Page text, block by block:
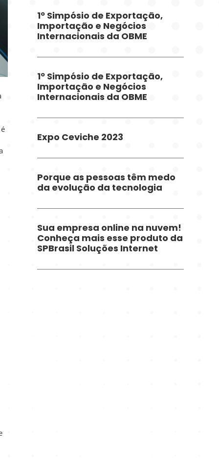
1º Simpósio de Exportação,
Importação e Negócios
Internacionais da OBME
1º Simpósio de Exportação,
Importação e Negócios
Internacionais da OBME
Expo Ceviche 2023
Porque as pessoas têm medo
da evolução da tecnologia
Sua empresa online na nuvem!
Conheça mais esse produto da
SPBrasil Soluções Internet